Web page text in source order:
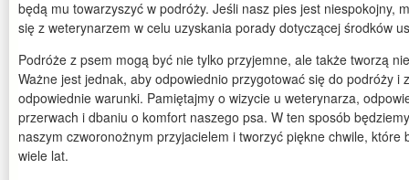
będą mu towarzyszyć w podróży. Jeśli nasz pies jest niespokojny,
się z weterynarzem w celu uzyskania porady dotyczącej środków
Podróże z psem mogą być nie tylko przyjemne, ale także tworzą
Ważne jest jednak, aby odpowiednio przygotować się do podróży i
odpowiednie warunki. Pamiętajmy o wizycie u weterynarza,
przerwach i dbaniu o komfort naszego psa. W ten sposób
naszym czworonożnym przyjacielem i tworzyć piękne chwile, które
wiele lat.